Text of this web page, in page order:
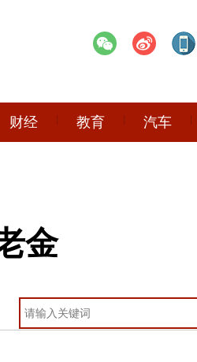
财经 教育 汽车
金